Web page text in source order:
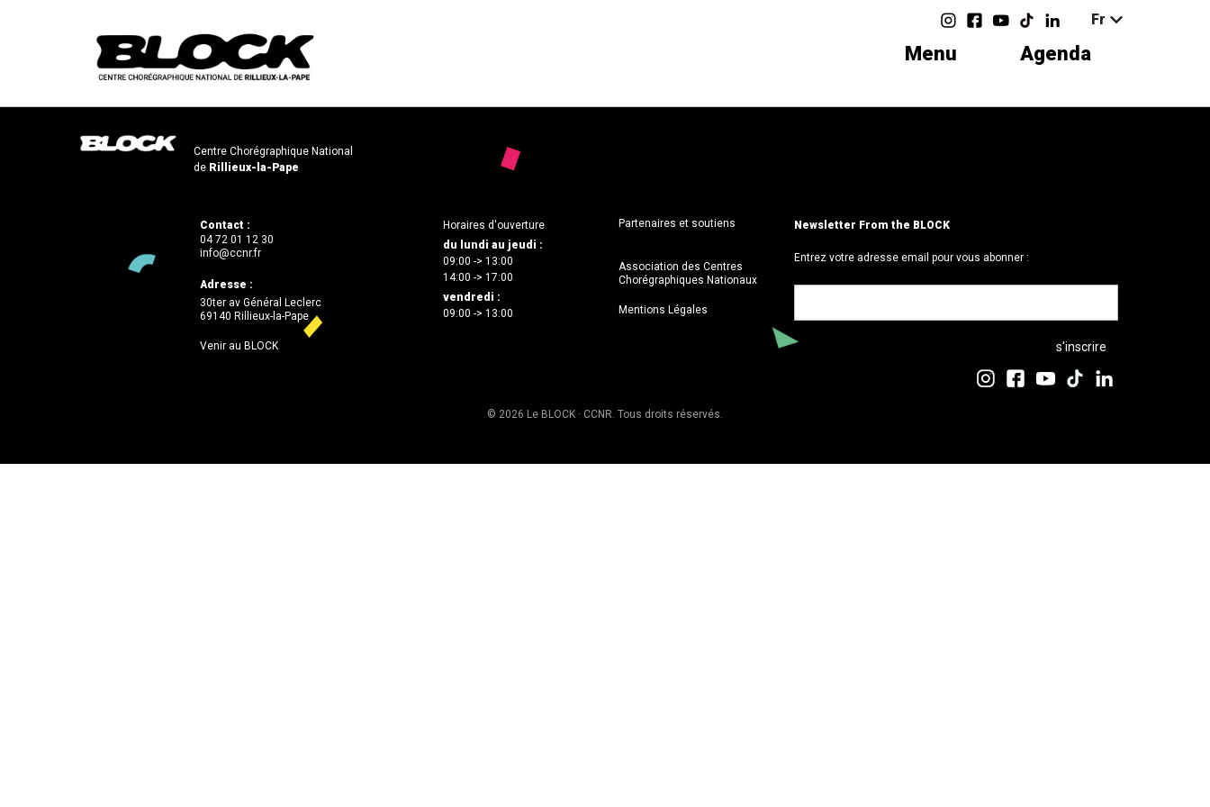
Fr
Menu Agenda
Centre Chorégraphique National
de Rillieux-la-Pape
Contact :
04 72 01 12 30
info@ccnr.fr
Adresse :
30ter av Général Leclerc
69140 Rillieux-la-Pape
Venir au BLOCK
Horaires d'ouverture
du lundi au jeudi :
09:00 -> 13:00
14:00 -> 17:00
vendredi :
09:00 -> 13:00
Partenaires et soutiens
Association des Centres
Chorégraphiques Nationaux
Mentions Légales
Newsletter From the BLOCK
Entrez votre adresse email pour vous abonner :
© 2026 Le BLOCK · CCNR. Tous droits réservés.